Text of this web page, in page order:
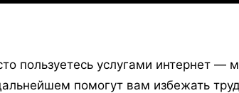
пользуетесь услугами интернет —
помогут вам избежать